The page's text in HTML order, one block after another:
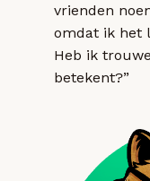
vrienden
omdat ik het
Heb ik
betekent?”